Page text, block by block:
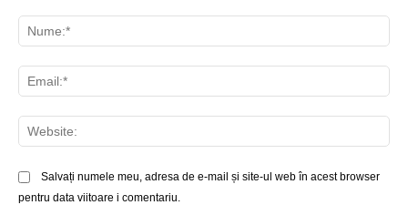
Salvați numele meu, adresa de e-mail și site-ul web în acest browser
pentru data viitoare i comentariu.